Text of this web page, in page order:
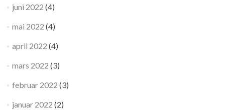
juni 2022 (4)
mai 2022 (4)
april 2022 (4)
mars 2022 (3)
februar 2022 (3)
januar 2022 (2)